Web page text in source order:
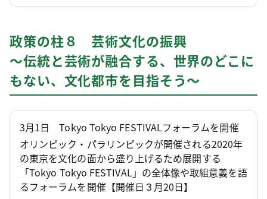
政策の柱８ 芸術文化の振興
～伝統と芸術が融合する、世界のどこに
もない、文化都市を目指そう～
3月1日 Tokyo Tokyo FESTIVALフォーラムを開催
オリンピック・パラリンピックが開催される2020年
の東京を文化の面から盛り上げるため展開する
「Tokyo Tokyo FESTIVAL」の全体像や取組意義を語
るフォーラムを開催【開催日３月20日】